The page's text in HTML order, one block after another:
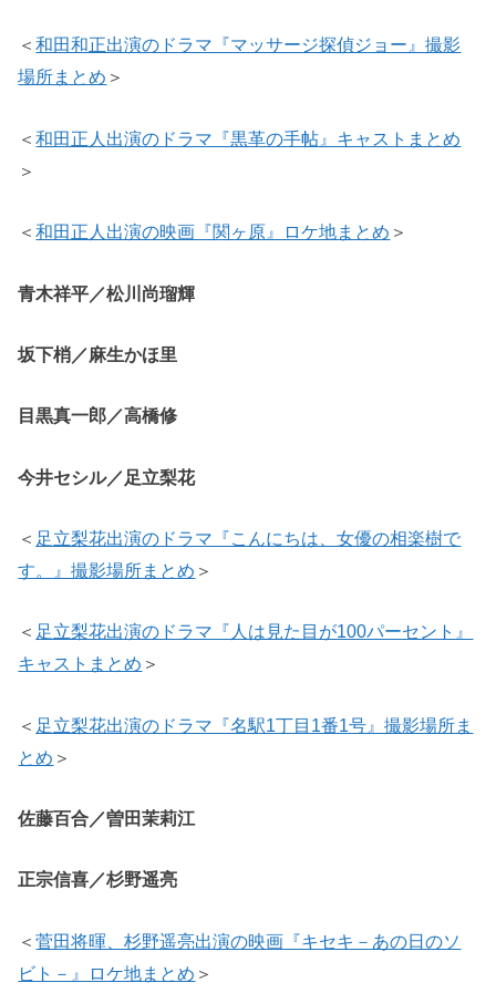
＜和田和正出演のドラマ『マッサージ探偵ジョー』撮影
場所まとめ ＞
＜和田正人出演のドラマ『黒革の手帖』キャストまとめ
＞
＜和田正人出演の映画『関ヶ原』ロケ地まとめ ＞
青木祥平／松川尚瑠輝
坂下梢／麻生かほ里
目黒真一郎／高橋修
今井セシル／足立梨花
＜ 足立梨花出演のドラマ『こんにちは、女優の相楽樹で
す。』撮影場所まとめ ＞
＜ 足立梨花出演のドラマ『人は見た目が100パーセント』
キャストまとめ ＞
＜ 足立梨花出演のドラマ『名駅1丁目1番1号』撮影場所ま
とめ ＞
佐藤百合／曽田茉莉江
正宗信喜／杉野遥亮
＜菅田将暉、杉野遥亮出演の映画『キセキ－あの日のソ
ビト－』ロケ地まとめ ＞